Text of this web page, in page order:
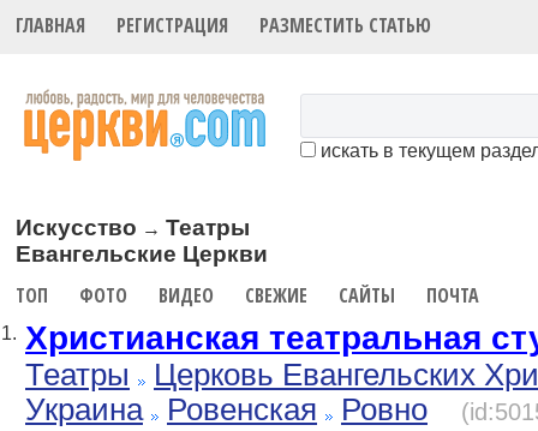
ГЛАВНАЯ РЕГИСТРАЦИЯ РАЗМЕСТИТЬ СТАТЬЮ
искать в текущем
Искусство →Театры
Евангельские Церкви
ТОП ФОТО ВИДЕО СВЕЖИЕ САЙТЫ ПОЧТА
1. Христианская театральная
Театры
Церковь Евангельских
Украина
Ровенская Ровно